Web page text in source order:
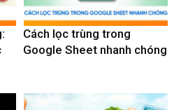
Cách lọc trùng trong
Google Sheet nhanh chóng